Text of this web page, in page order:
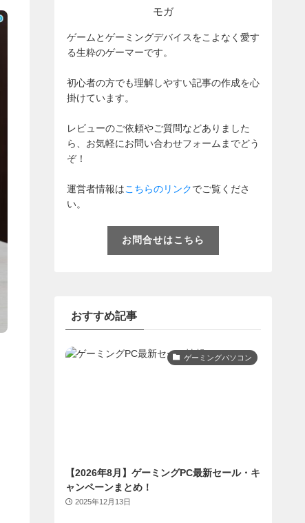
モガ
ゲームとゲーミングデバイスをこよなく愛す
る生粋のゲーマーです。
初心者の方でも理解しやすい記事の作成を心
掛けています。
レビューのご依頼やご質問などありました
ら、お気軽にお問い合わせフォームまでどう
ぞ！
運営者情報はこちらのリンクでご覧くださ
い。
お問合せはこちら
おすすめ記事
ゲーミングパソコン
【2026年8月】ゲーミングPC最新セール・キ
ャンペーンまとめ！
2025年12月13日